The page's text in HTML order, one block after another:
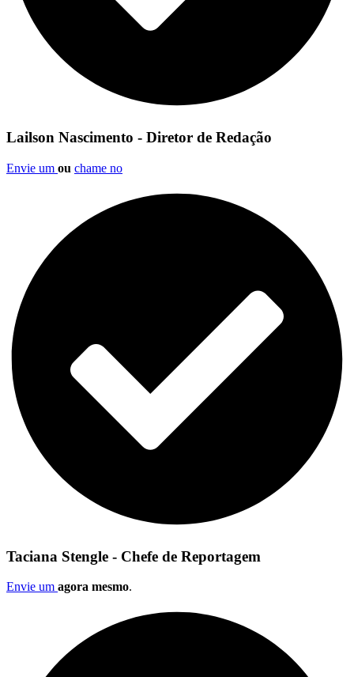
Lailson Nascimento - Diretor de Redação
Envie um ou chame no
Taciana Stengle - Chefe de Reportagem
Envie um agora mesmo.